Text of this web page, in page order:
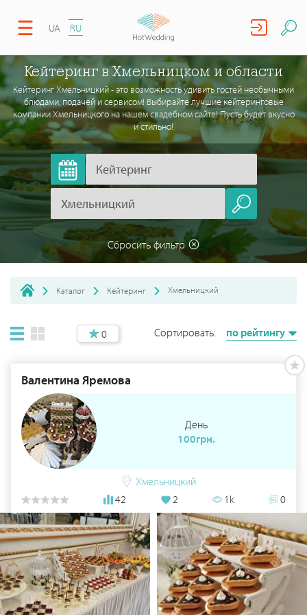
UA RU
Кейтеринг в Хмельницком и области
Кейтеринг Хмельницкий - это возможность удивить гостей необычными
блюдами, подачей и сервисом! Выбирайте лучшие кейтеринговые
компании Хмельницкого на нашем свадебном сайте! Пусть будет вкусно
и стильно!
Сбросить фильтр
Каталог Кейтеринг Хмельницкий
0 Сортировать: по рейтингу
Валентина Яремова
День
100грн.
Хмельницкий
42
2 1k 0